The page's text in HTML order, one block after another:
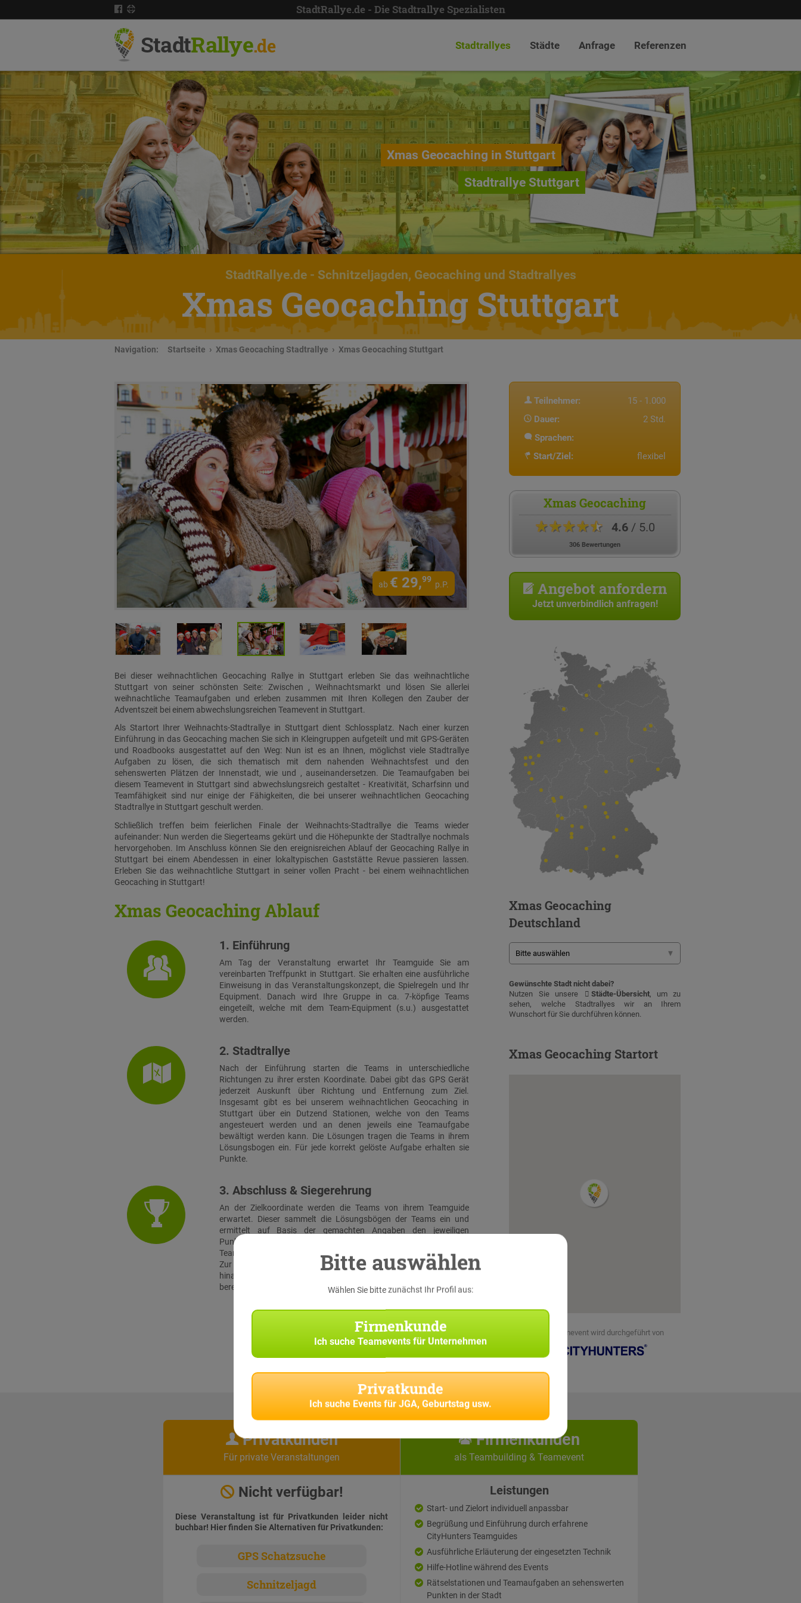
StadtRallye.de - Die Stadtrallye Spezialisten
StadtRallye.de Stadtrallyes Städte Anfrage Referenzen
Xmas Geocaching in Stuttgart
Stadtrallye Stuttgart
StadtRallye.de- Schnitzeljagden, Geocaching und Stadtrallyes
Xmas Geocaching Stuttgart
Navigation: Startseite Xmas Geocaching Stadtrallye Xmas Geocaching Stuttgart
ab € 29,99
p.P.
Bei dieser weihnachtlichen Geocaching Rallye in Stuttgart erleben Sie das weihnachtliche
Stuttgart von seiner schönsten Seite: Zwischen , Weihnachtsmarkt und lösen Sie allerlei
weihnachtliche Teamaufgaben und erleben zusammen mit Ihren Kollegen den Zauber der
Adventszeit bei einem abwechslungsreichen Teamevent in Stuttgart.
Als Startort Ihrer Weihnachts-Stadtrallye in Stuttgart dient Schlossplatz. Nach einer kurzen
Einführung in das Geocaching machen Sie sich in Kleingruppen aufgeteilt und mit GPS-Geräten
und Roadbooks ausgestattet auf den Weg: Nun ist es an Ihnen, möglichst viele Stadtrallye
Aufgaben zu lösen, die sich thematisch mit dem nahenden Weihnachtsfest und den
sehenswerten Plätzen der Innenstadt, wie und , auseinandersetzen. Die Teamaufgaben bei
diesem Teamevent in Stuttgart sind abwechslungsreich gestaltet - Kreativität, Scharfsinn und
Teamfähigkeit sind nur einige der Fähigkeiten, die bei unserer weihnachtlichen Geocaching
Stadtrallye in Stuttgart geschult werden.
Schließlich treffen beim feierlichen Finale der Weihnachts-Stadtrallye die Teams wieder
aufeinander: Nun werden die Siegerteams gekürt und die Höhepunkte der Stadtrallye nochmals
hervorgehoben. Im Anschluss können Sie den ereignisreichen Ablauf der Geocaching Rallye in
Stuttgart bei einem Abendessen in einer lokaltypischen Gaststätte Revue passieren lassen.
Erleben Sie das weihnachtliche Stuttgart in seiner vollen Pracht - bei einem weihnachtlichen
Geocaching in Stuttgart!
Xmas Geocaching Ablauf
1. Einführung
Am Tag der Veranstaltung erwartet Ihr Teamguide Sie am
vereinbarten Treffpunkt in Stuttgart. Sie erhalten eine ausführliche
Einweisung in das Veranstaltungskonzept, die Spielregeln und Ihr
Equipment. Danach wird Ihre Gruppe in ca. 7-köpfige Teams
eingeteilt, welche mit dem Team-Equipment (s.u.) ausgestattet
werden.
2. Stadtrallye
Nach der Einführung starten die Teams in unterschiedliche
Richtungen zu ihrer ersten Koordinate. Dabei gibt das GPS Gerät
jederzeit Auskunft über Richtung und Entfernung zum Ziel.
Insgesamt gibt es bei unserem weihnachtlichen Geocaching in
Stuttgart über ein Dutzend Stationen, welche von den Teams
angesteuert werden und an denen jeweils eine Teamaufgabe
bewältigt werden kann. Die Lösungen tragen die Teams in ihrem
Lösungsbogen ein. Für jede korrekt gelöste Aufgabe erhalten sie
Punkte.
3. Abschluss & Siegerehrung
An der Zielkoordinate werden die Teams von ihrem Teamguide
erwartet. Dieser sammelt die Lösungsbögen der Teams ein und
ermittelt auf Basis der gemachten Angaben den jeweiligen
Punktestand. Sobald alle Teams am Ziel eingetroffen sind und der
Teamguide deren Punkte ermittet hat, findet die Siegerehrung statt.
Zur Belohnung erhält jeder Teilnehmer eine Urkunde. Darüber
hinausgehende Siegerpreise können optional gebucht oder selbst
bereitgestellt werden.
Teilnehmer:
15 - 1.000
Dauer:
2 Std.
Sprachen:
Start/Ziel:
flexibel
Xmas Geocaching
★★★★★ 4.6/ 5.0
306 Bewertungen
Angebot anfordern
Jetzt unverbindlich anfragen!
Xmas Geocaching
Deutschland
Gewünschte Stadt nicht dabei?
Nutzen Sie unsere
Städte-Übersicht, um zu
sehen, welche Stadtrallyes wir an Ihrem
Wunschort für Sie durchführen können.
Xmas Geocaching Startort
Dieses Teamevent wird durchgeführt von
Privatkunden
Für private Veranstaltungen
Firmenkunden
als Teambuilding & Teamevent
Nicht verfügbar!
Diese Veranstaltung ist für Privatkunden leider nicht
buchbar! Hier finden Sie Alternativen für Privatkunden:
GPS Schatzsuche
Schnitzeljagd
Leistungen
Start- und Zielort individuell anpassbar
Begrüßung und Einführung durch erfahrene
CityHunters Teamguides
Ausführliche Erläuterung der eingesetzten Technik
Hilfe-Hotline während des Events
Rätselstationen und Teamaufgaben an sehenswerten
Punkten in der Stadt
Bitte auswählen
Wählen Sie bitte zunächst Ihr Profil aus:
Firmenkunde
Ich suche Teamevents für Unternehmen
Privatkunde
Ich suche Events für JGA, Geburtstag usw.